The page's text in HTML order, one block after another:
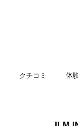
クチコミ 体